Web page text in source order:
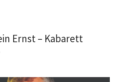
Ernst – Kabarett